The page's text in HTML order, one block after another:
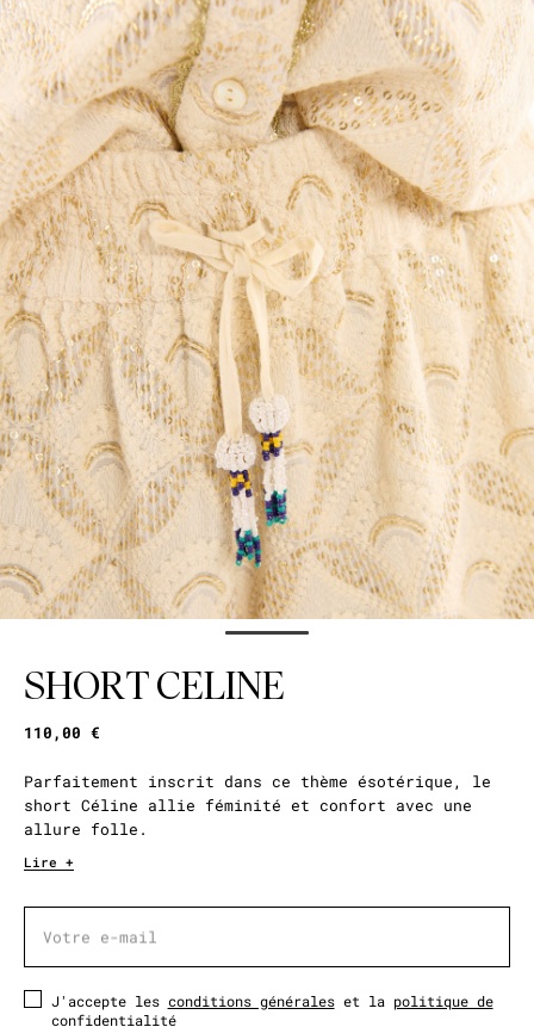
SHORT CELINE
110,00 €
Parfaitement inscrit dans ce thème ésotérique, le
short Céline allie féminité et confort avec une
allure folle.
Lire +
Votre e-mail
Votre e-mail
J'accepte les conditions généraleset la politique de
confidentialité